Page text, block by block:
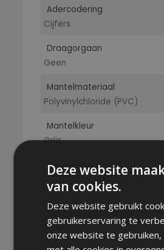
Adercodering
Cijfers
Draagorgaan
Geen
Mantelmateriaal
Polyvinylchloride (PVC)
Mantelkleur
Grijs
Beschermd tegen
torderen
Nee
Buitendiameter circa
11.9 mm
Deze website
van cookies.
Deze website gebruikt
gebruikerservaring te
onze website te